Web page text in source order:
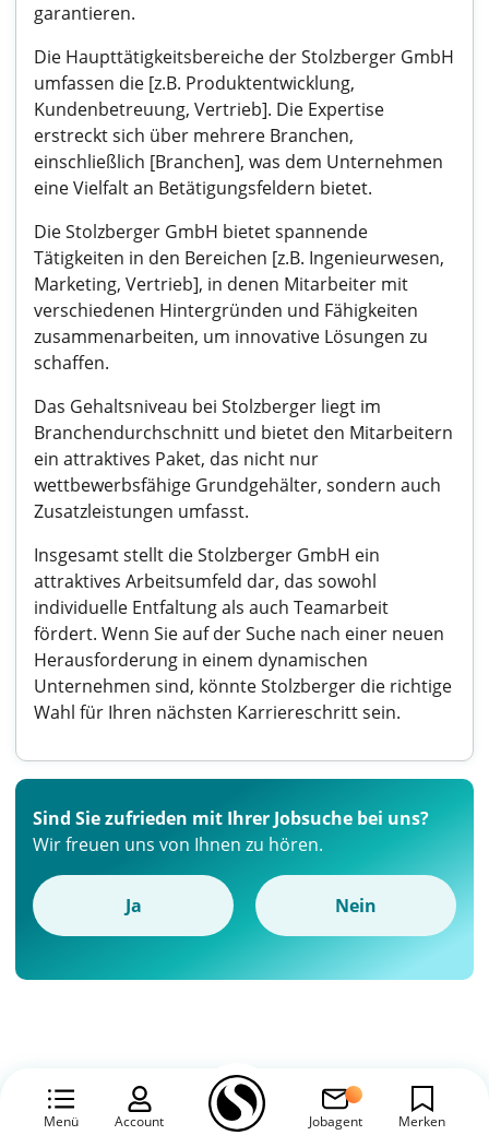
garantieren.
Die Haupttätigkeitsbereiche der Stolzberger GmbH
umfassen die [z.B. Produktentwicklung,
Kundenbetreuung, Vertrieb]. Die Expertise
erstreckt sich über mehrere Branchen,
einschließlich [Branchen], was dem Unternehmen
eine Vielfalt an Betätigungsfeldern bietet.
Die Stolzberger GmbH bietet spannende
Tätigkeiten in den Bereichen [z.B. Ingenieurwesen,
Marketing, Vertrieb], in denen Mitarbeiter mit
verschiedenen Hintergründen und Fähigkeiten
zusammenarbeiten, um innovative Lösungen zu
schaffen.
Das Gehaltsniveau bei Stolzberger liegt im
Branchendurchschnitt und bietet den Mitarbeitern
ein attraktives Paket, das nicht nur
wettbewerbsfähige Grundgehälter, sondern auch
Zusatzleistungen umfasst.
Insgesamt stellt die Stolzberger GmbH ein
attraktives Arbeitsumfeld dar, das sowohl
individuelle Entfaltung als auch Teamarbeit
fördert. Wenn Sie auf der Suche nach einer neuen
Herausforderung in einem dynamischen
Unternehmen sind, könnte Stolzberger die richtige
Wahl für Ihren nächsten Karriereschritt sein.
Menü Account Jobagent Merken
Sind Sie zufrieden mit Ihrer Jobsuche bei uns?
Wir freuen uns von Ihnen zu hören.
Ja Nein